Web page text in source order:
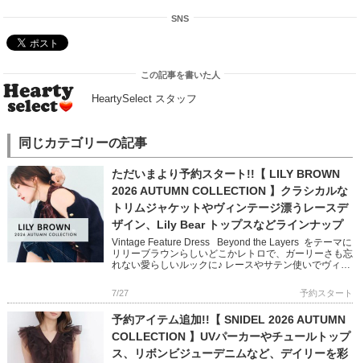
SNS
この記事を書いた人
HeartySelect スタッフ
同じカテゴリーの記事
ただいまより予約スタート!!【 LILY BROWN
2026 AUTUMN COLLECTION 】クラシカルな
トリムジャケットやヴィンテージ漂うレースデ
ザイン、Lily Bear トップスなどラインナップ
Vintage Feature Dress Beyond the Layers をテーマに
リリーブラウンらしいどこかレトロで、ガーリーさも忘
れない愛らしいルックに♪ レースやサテン使いでヴィン
7/27 予約スタート
予約アイテム追加!!【 SNIDEL 2026 AUTUMN
COLLECTION 】UVパーカーやチュールトップ
ス、リボンビジューデニムなど、デイリーを彩